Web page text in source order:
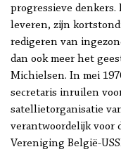
progressieve denkers.
leveren, zijn
redigeren van
dan ook meer het
Michielsen. In mei
secretaris inruilen
satellietorganisatie
verantwoordelijk voor
Vereniging België-